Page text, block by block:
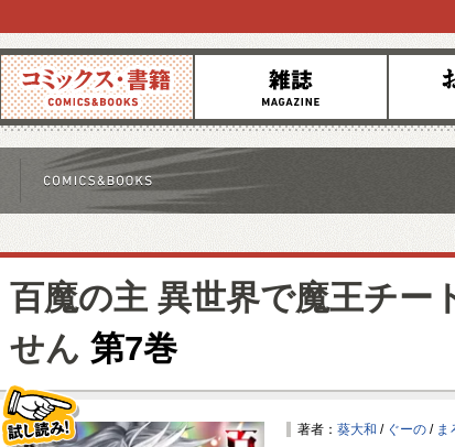
コミックス 雑誌 お知らせ
百魔の主 異世界で魔王チー
せん 第7巻
著者： 葵大和 / ぐーの / ま